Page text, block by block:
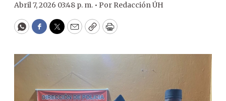
Abril 7, 2026 03:48 p. m. • Por Redacción ÚH
WhatsApp
Facebook
Twitter
EmailCopyPrint